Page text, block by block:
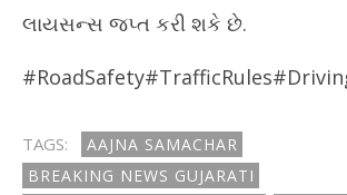
લાયસન્સ જપ્ત કરી શકે છે.
TAGS:
AAJNA SAMACHAR
BREAKING NEWS GUJARATI